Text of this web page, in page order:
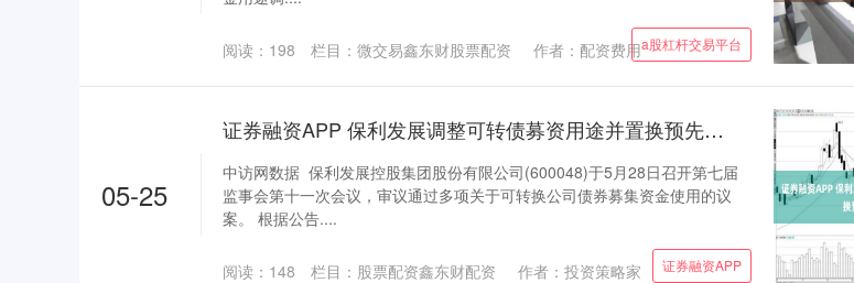
a股杠杆交易平台
作者：配资费用
阅读： 198 栏目： 微交易鑫东财股票配资
05-25
证券融资APP 保利发展调整可转债募资用途并置换预先投入资金
中访网数据 保利发展控股集团股份有限公司(600048)于5月28日召开第七届
监事会第十一次会议，审议通过多项关于可转换公司债券募集资金使用的议
案。 根据公告....
证券融资APP
作者：投资策略家
阅读： 148 栏目： 股票配资鑫东财配资